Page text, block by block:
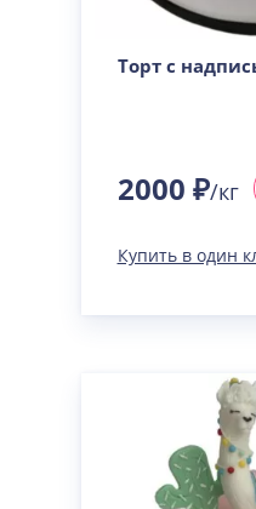
Торт с
2000 ₽/кг
Купить в один